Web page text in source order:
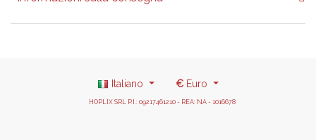
Italiano € Euro
HOPLIX SRL P.I.: 09217461210 - REA: NA - 1016678